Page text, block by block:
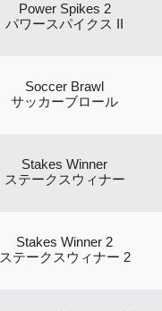
Power Spikes 2
パワースパイクス II
Soccer Brawl
サッカーブロール
Stakes Winner
ステークスウィナー
Stakes Winner 2
ステークスウィナー 2